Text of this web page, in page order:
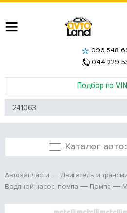
Подбор по VIN
096 548
044 229
Каталог
Автозапчасти Двигатель и
Водяной насос, помпа
Помпа